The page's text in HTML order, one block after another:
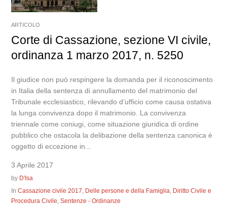
ARTICOLO
Corte di Cassazione, sezione VI civile,
ordinanza 1 marzo 2017, n. 5250
Il giudice non può respingere la domanda per il riconoscimento
in Italia della sentenza di annullamento del matrimonio del
Tribunale ecclesiastico, rilevando d’ufficio come causa ostativa
la lunga convivenza dopo il matrimonio. La convivenza
triennale come coniugi, come situazione giuridica di ordine
pubblico che ostacola la delibazione della sentenza canonica è
oggetto di eccezione in...
3 Aprile 2017
by D'Isa
InCassazione civile 2017 Delle persone e della Famiglia Diritto Civile e
Procedura Civile ,Sentenze - Ordinanze